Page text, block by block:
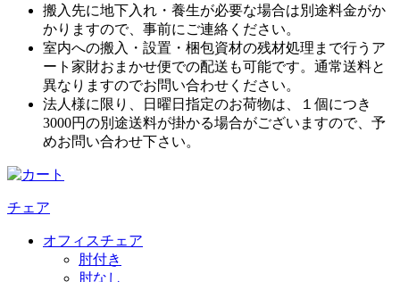
搬入先に地下入れ・養生が必要な場合は別途料金がか
かりますので、事前にご連絡ください。
室内への搬入・設置・梱包資材の残材処理まで行うア
ート家財おまかせ便での配送も可能です。通常送料と
異なりますのでお問い合わせください。
法人様に限り、日曜日指定のお荷物は、１個につき
3000円の別途送料が掛かる場合がございますので、予
めお問い合わせ下さい。
チェア
オフィスチェア
肘付き
肘なし